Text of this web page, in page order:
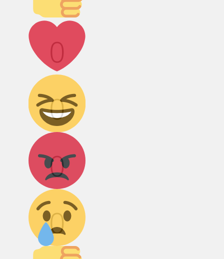
0
Лайк!
0
Дикий смех!
0
Агрессия!
0
Грусть :(
Палец вниз!